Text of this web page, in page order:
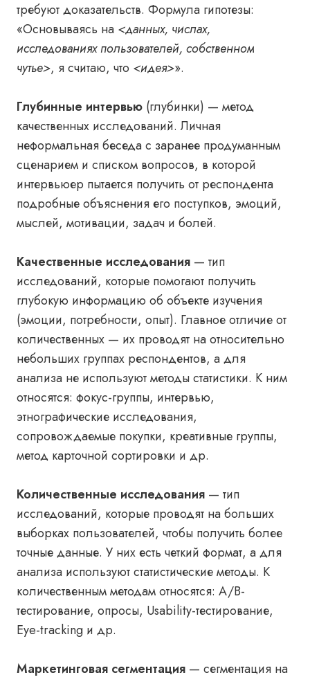
требуют доказательств. Формула гипотезы:
«Основываясь на <данных, числах,
исследованиях пользователей, собственном
чутье>, я считаю, что <идея>».
Глубинные интервью (глубинки) — метод
качественных исследований. Личная
неформальная беседа с заранее продуманным
сценарием и списком вопросов, в которой
интервьюер пытается получить от респондента
подробные объяснения его поступков, эмоций,
мыслей, мотивации, задач и болей.
Качественные исследования — тип
исследований, которые помогают получить
глубокую информацию об объекте изучения
(эмоции, потребности, опыт). Главное отличие от
количественных — их проводят на относительно
небольших группах респондентов, а для
анализа не используют методы статистики. К ним
относятся: фокус-группы, интервью,
этнографические исследования,
сопровождаемые покупки, креативные группы,
метод карточной сортировки и др.
Количественные исследования — тип
исследований, которые проводят на больших
выборках пользователей, чтобы получить более
точные данные. У них есть четкий формат, а для
анализа используют статистические методы. К
количественным методам относятся: A/B-
тестирование, опросы, Usability-тестирование,
Eye-tracking и др.
Маркетинговая сегментация — сегментация на